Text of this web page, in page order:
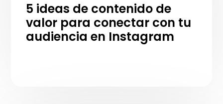
5 ideas de contenido de
valor para conectar con tu
audiencia en Instagram